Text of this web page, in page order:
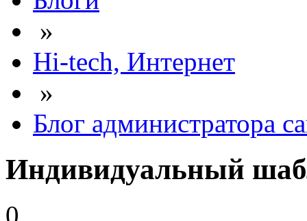
»
Hi-tech, Интернет
»
Блог администратора
Индивидуальный
0